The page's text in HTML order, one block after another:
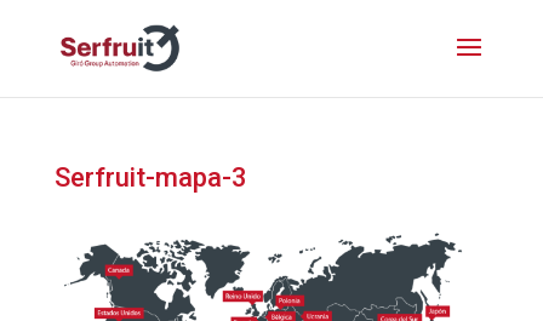
Serfruit-mapa-3